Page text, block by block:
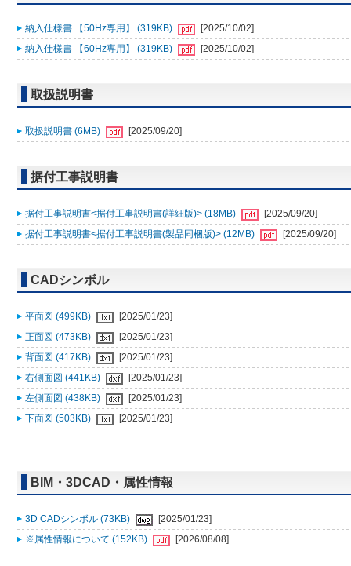
納入仕様書 【50Hz専用】 (319KB)
[2025/10/02]
納入仕様書 【60Hz専用】 (319KB)
[2025/10/02]
取扱説明書
取扱説明書 (6MB) [2025/09/20]
据付工事説明書
据付工事説明書<据付工事説明書(詳細版)> (18MB)
[2025/09/20]
据付工事説明書<据付工事説明書(製品同梱版)> (12MB)
[2025/09/20]
CADシンボル
平面図 (499KB)
[2025/01/23]
正面図 (473KB)
[2025/01/23]
背面図 (417KB)
[2025/01/23]
右側面図 (441KB)
[2025/01/23]
左側面図 (438KB)
[2025/01/23]
下面図 (503KB)
[2025/01/23]
BIM・3DCAD・属性情報
3D CADシンボル (73KB)
[2025/01/23]
※属性情報について (152KB)
[2026/08/08]